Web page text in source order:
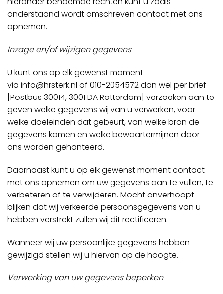
onderstaand wordt omschreven contact met ons
opnemen.
Inzage en/of wijzigen gegevens
U kunt ons op elk gewenst moment
via info@hrsterk.nl of 010-2054572 dan wel per brief
[Postbus 30014, 3001 DA Rotterdam] verzoeken aan te
geven welke gegevens wij van u verwerken, voor
welke doeleinden dat gebeurt, van welke bron de
gegevens komen en welke bewaartermijnen door
ons worden gehanteerd.
Daarnaast kunt u op elk gewenst moment contact
met ons opnemen om uw gegevens aan te vullen, te
verbeteren of te verwijderen. Mocht onverhoopt
blijken dat wij verkeerde persoonsgegevens van u
hebben verstrekt zullen wij dit rectificeren.
Wanneer wij uw persoonlijke gegevens hebben
gewijzigd stellen wij u hiervan op de hoogte.
Verwerking van uw gegevens beperken